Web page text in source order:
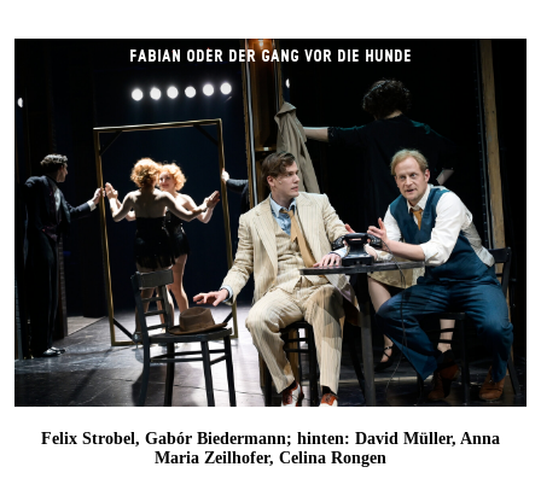
FABIAN ODER DER GANG VOR DIE HUNDE
Felix Strobel, Gabór Biedermann; hinten: David Müller, Anna
Maria Zeilhofer, Celina Rongen